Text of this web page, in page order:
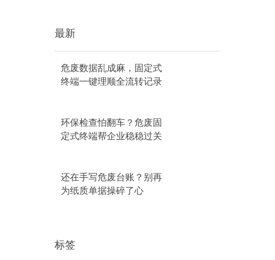
最新
危废数据乱成麻，固定式
终端一键理顺全流转记录
环保检查怕翻车？危废固
定式终端帮企业稳稳过关
还在手写危废台账？别再
为纸质单据操碎了心
标签